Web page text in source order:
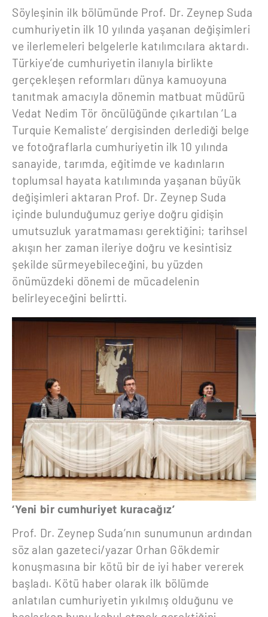
Söyleşinin ilk bölümünde Prof. Dr. Zeynep Suda
cumhuriyetin ilk 10 yılında yaşanan değişimleri
ve ilerlemeleri belgelerle katılımcılara aktardı.
Türkiye’de cumhuriyetin ilanıyla birlikte
gerçekleşen reformları dünya kamuoyuna
tanıtmak amacıyla dönemin matbuat müdürü
Vedat Nedim Tör öncülüğünde çıkartılan ‘La
Turquie Kemaliste’ dergisinden derlediği belge
ve fotoğraflarla cumhuriyetin ilk 10 yılında
sanayide, tarımda, eğitimde ve kadınların
toplumsal hayata katılımında yaşanan büyük
değişimleri aktaran Prof. Dr. Zeynep Suda
içinde bulunduğumuz geriye doğru gidişin
umutsuzluk yaratmaması gerektiğini; tarihsel
akışın her zaman ileriye doğru ve kesintisiz
şekilde sürmeyebileceğini, bu yüzden
önümüzdeki dönemi de mücadelenin
belirleyeceğini belirtti.
‘Yeni bir cumhuriyet kuracağız’
Prof. Dr. Zeynep Suda’nın sunumunun ardından
söz alan gazeteci/yazar Orhan Gökdemir
konuşmasına bir kötü bir de iyi haber vererek
başladı. Kötü haber olarak ilk bölümde
anlatılan cumhuriyetin yıkılmış olduğunu ve